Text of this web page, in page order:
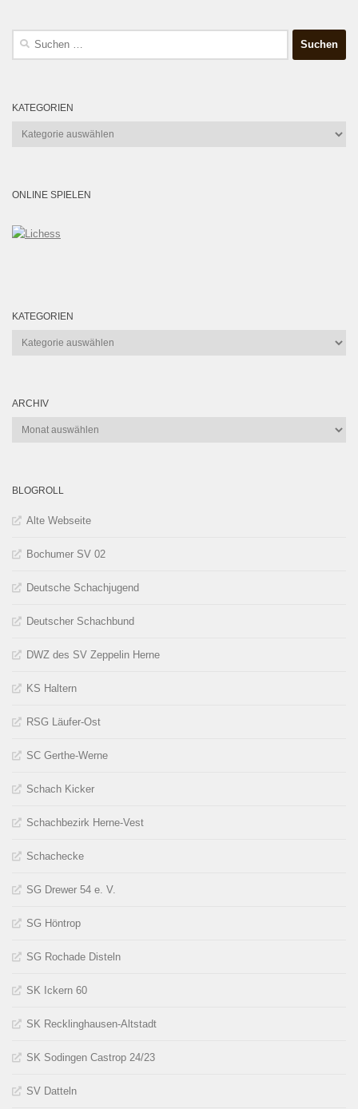
Suchen
KATEGORIEN
Kategorien
ONLINE SPIELEN
KATEGORIEN
Kategorien
ARCHIV
Archiv
BLOGROLL
Alte Webseite
Bochumer SV 02
Deutsche Schachjugend
Deutscher Schachbund
DWZ des SV Zeppelin Herne
KS Haltern
RSG Läufer-Ost
SC Gerthe-Werne
Schach Kicker
Schachbezirk Herne-Vest
Schachecke
SG Drewer 54 e. V.
SG Höntrop
SG Rochade Disteln
SK Ickern 60
SK Recklinghausen-Altstadt
SK Sodingen Castrop 24/23
SV Datteln